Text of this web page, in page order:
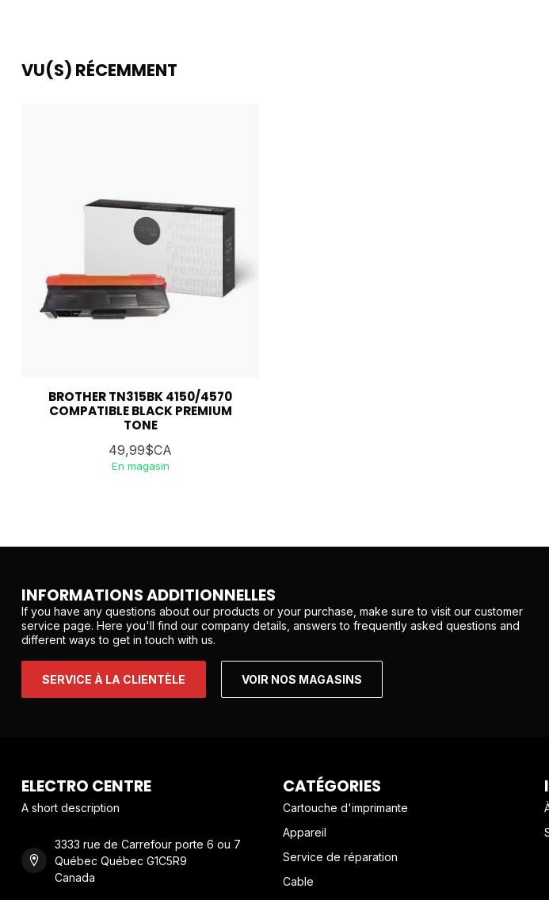
VU(S) RÉCEMMENT
BROTHER TN315BK 4150/4570
COMPATIBLE BLACK PREMIUM
TONE
49,99$CA
En magasin
INFORMATIONS ADDITIONNELLES
If you have any questions about our products or your purchase, make sure to visit our customer
service page. Here you'll find our company details, answers to frequently asked questions and
different ways to get in touch with us.
SERVICE À LA CLIENTÈLE VOIR NOS MAGASINS
ELECTRO CENTRE
A short description
3333 rue de Carrefour porte 6 ou 7
Québec Québec G1C5R9
Canada
CATÉGORIES
Cartouche d'imprimante
Appareil
Service de réparation
Cable